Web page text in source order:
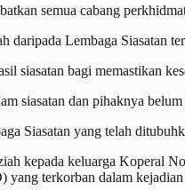
semua cabang
daripada Lembaga Siasatan
siasatan bagi memastikan
siasatan dan pihaknya
Siasatan yang telah
kepada keluarga
terkorban dalam kejadian